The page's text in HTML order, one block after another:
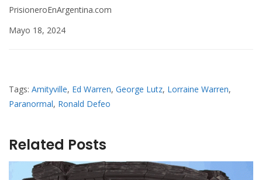
PrisioneroEnArgentina.com
Mayo 18, 2024
Tags: Amityville, Ed Warren, George Lutz, Lorraine Warren,
Paranormal, Ronald Defeo
Related Posts